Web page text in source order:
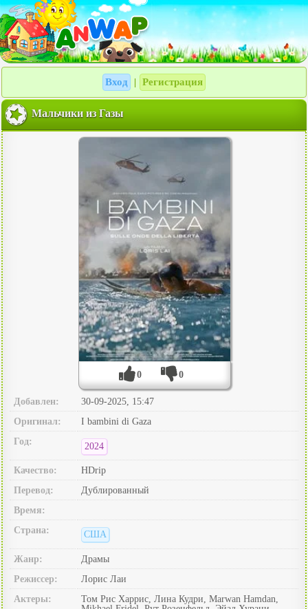
Вход Регистрация
Мальчики из Газы
0 0
Добавлен:
30-09-2025, 15:47
Оригинал:
I bambini di Gaza
Год:
2024
Качество:
HDrip
Перевод:
Дублированный
Время:
Страна:
США
Жанр:
Драмы
Режиссер:
Лорис Лаи
Актеры:
Том Рис Харрис, Лина Кудри, Marwan Hamdan,